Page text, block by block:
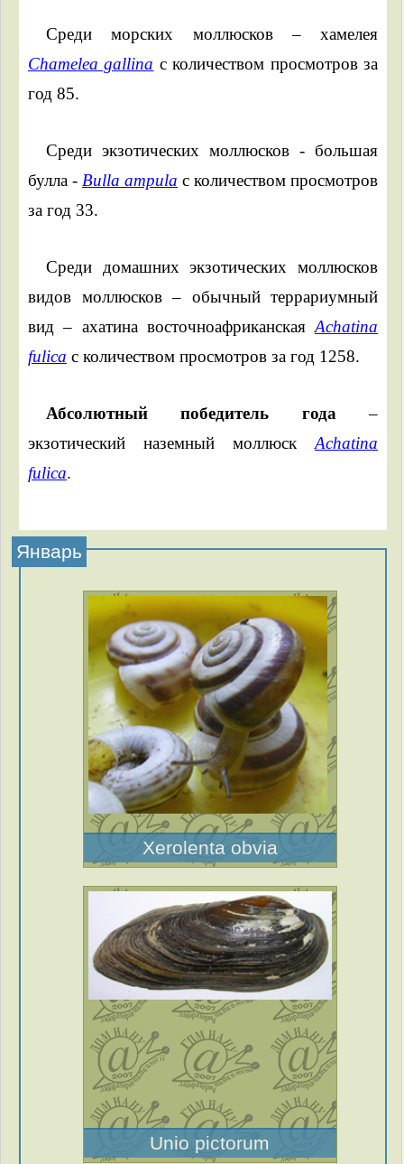
Среди морских моллюсков – хамелея
Chamelea gallina с количеством просмотров за
год 85.
Среди экзотических моллюсков - большая
булла - Bulla ampula с количеством просмотров
за год 33.
Среди домашних экзотических моллюсков
видов моллюсков – обычный террариумный
вид – ахатина восточноафриканскаяAchatina
fulica с количеством просмотров за год 1258.
Абсолютный победитель года –
экзотический наземный моллюскAchatina
fulica.
Январь
Xerolenta obvia
Unio pictorum